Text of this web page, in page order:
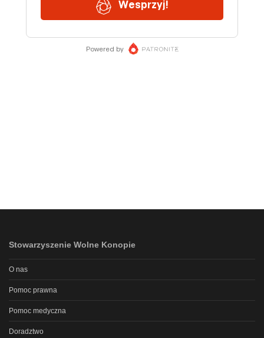
Stowarzyszenie Wolne Konopie
O nas
Pomoc prawna
Pomoc medyczna
Doradztwo